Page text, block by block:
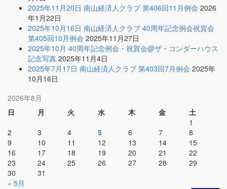
2025年11月20日 南山経済人クラブ 第406回11月例会 2026
年1月22日
2025年10月16日 南山経済人クラブ 40周年記念例会祝賀会
第405回10月例会 2025年11月27日
2025年10月 40周年記念例会・祝賀会@ザ・コンダーハウス
記念写真 2025年11月4日
2025年7月17日 南山経済人クラブ 第403回7月例会 2025年
10月16日
2026年8月
日
月 火 水 木 金
土
1
2
3 4 5 6 7
8
9
10 11 12 13 14
15
16
17 18 19 20 21
22
23
24 25 26 27 28
29
30
31
« 5月